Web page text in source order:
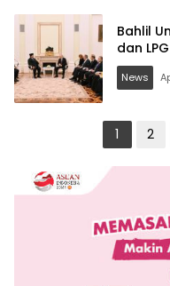
Bahlil
dan
News
1 2